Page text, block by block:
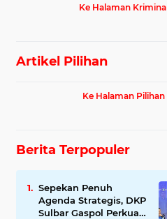
Ke Halaman Kriminal
Artikel Pilihan
Ke Halaman Pilihan
Berita Terpopuler
Sepekan Penuh
Agenda Strategis, DKP
Sulbar Gaspol Perkuat